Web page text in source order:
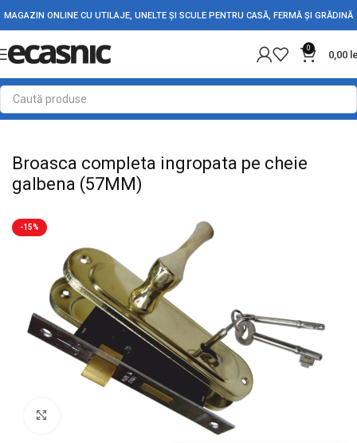
MAGAZIN ONLINE CU UTILAJE, UNELTE ȘI SCULE PENTRU CASĂ, FERMĂ ȘI GRĂDINĂ
0
0,00
Prima pagină Fără categorie
Broasca completa ingropata pe cheie
galbena (57MM)
-15%